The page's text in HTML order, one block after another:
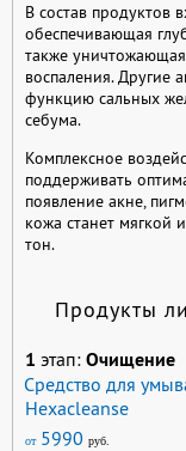
В состав продуктов
обеспечивающая
также
воспаления. Другие
функцию сальных
себума.
Комплексное
поддерживать
появление акне,
кожа станет мягкой
тон.
Продукты
1 этап: Очищение
Средство для
Hexacleanse
от5990 руб.